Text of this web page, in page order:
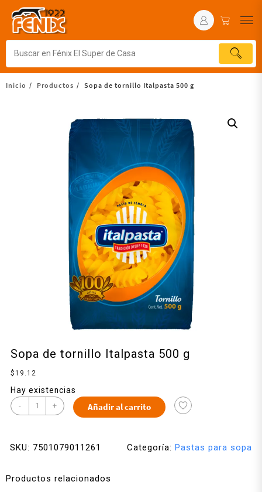
Inicio Productos Sopa de tornillo Italpasta 500 g
Sopa de tornillo Italpasta 500 g
$ 19.12
Hay existencias
- + Añadir al carrito
SKU: 7501079011261 Categoría: Pastas para sopa
Productos relacionados